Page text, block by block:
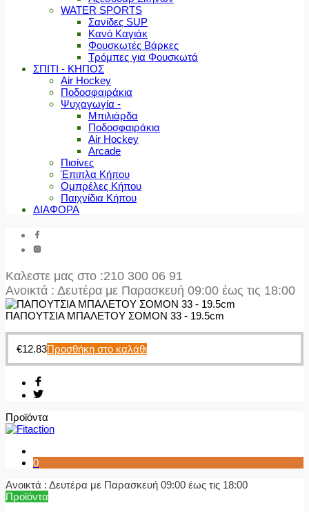
WATER SPORTS
Σανίδες SUP
Κανό Καγιάκ
Φουσκωτές Βάρκες
Τρόμπες για Φουσκωτά
ΣΠΙΤΙ - ΚΗΠΟΣ
Air Hockey
Ποδοσφαιράκια
Ψυχαγωγία -
Μπιλιάρδα
Ποδοσφαιράκια
Air Hockey
Arcade
Πισίνες
Έπιπλα Κήπου
Ομπρέλες Κήπου
Παιχνίδια Κήπου
ΔΙΑΦΟΡΑ
Καλεστε μας στο :210 300 06 91
Ανοικτά : Δευτέρα με Παρασκευή 09:00 έως τις 18:00
ΠΑΠΟΥΤΣΙΑ ΜΠΑΛΕΤΟΥ ΣΟΜΟΝ 33 - 19.5cm
€12.83Προσθήκη στο καλάθι
Προϊόντα
0
Ανοικτά : Δευτέρα με Παρασκευή 09:00 έως τις 18:00
Προϊόντα